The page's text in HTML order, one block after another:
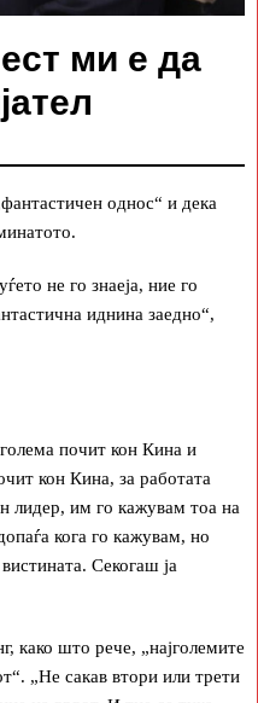
ми е да
однос“ и дека
не го знаеја, ние го
иднина заедно“,
почит кон Кина и
кон Кина, за работата
лидер, им го кажувам тоа на
кога го кажувам, но
Секогаш ја
како што рече, „најголемите
„Не сакав втори или трети